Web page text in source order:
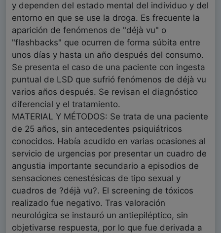
y dependen del estado mental del individuo y del
entorno en que se use la droga. Es frecuente la
aparición de fenómenos de "déjà vu" o
"flashbacks" que ocurren de forma súbita entre
unos días y hasta un año después del consumo.
Se presenta el caso de una paciente con ingesta
puntual de LSD que sufrió fenómenos de déjà vu
varios años después. Se revisan el diagnóstico
diferencial y el tratamiento.
MATERIAL Y MÉTODOS: Se trata de una paciente
de 25 años, sin antecedentes psiquiátricos
conocidos. Había acudido en varias ocasiones al
servicio de urgencias por presentar un cuadro de
angustia importante secundario a episodios de
sensaciones cenestésicas de tipo sexual y
cuadros de ?déjà vu?. El screening de tóxicos
realizado fue negativo. Tras valoración
neurológica se instauró un antiepiléptico, sin
objetivarse respuesta, por lo que fue derivada a